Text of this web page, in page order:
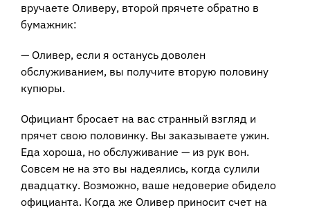
вручаете Оливеру, второй прячете обратно в
бумажник:
— Оливер, если я останусь доволен
обслуживанием, вы получите вторую половину
купюры.
Официант бросает на вас странный взгляд и
прячет свою половинку. Вы заказываете ужин.
Еда хороша, но обслуживание — из рук вон.
Совсем не на это вы надеялись, когда сулили
двадцатку. Возможно, ваше недоверие обидело
официанта. Когда же Оливер приносит счет на